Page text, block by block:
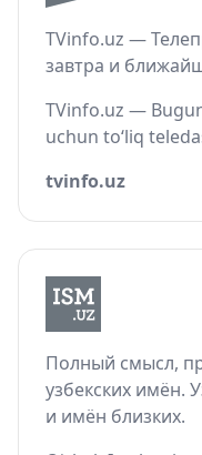
TVinfo.uz —
завтра и
TVinfo.uz —
uchun to‘liq
tvinfo.uz
Полный смысл,
узбекских имён.
и имён близких.